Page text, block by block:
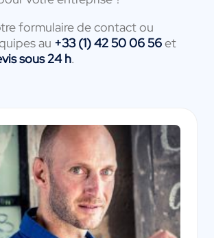
formulaire de contact ou
au +33 (1) 42 50 06 56et
sous 24 h.